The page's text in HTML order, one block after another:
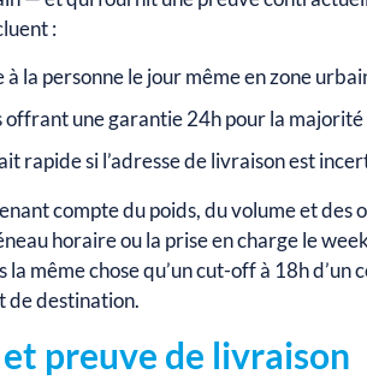
:
la personne le jour même en zone
une garantie 24h pour la majorité
rapide si l’adresse de livraison est
compte du poids, du volume et des
horaire ou la prise en charge le
même chose qu’un cut-off à 18h
de destination.
preuve de livraison